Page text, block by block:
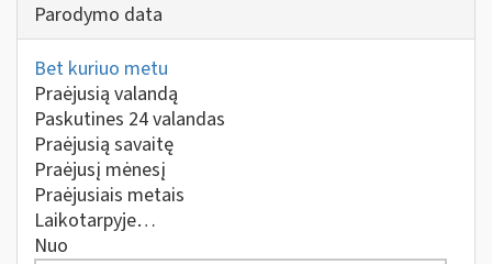
Parodymo data
Bet kuriuo metu
Praėjusią valandą
Paskutines 24 valandas
Praėjusią savaitę
Praėjusį mėnesį
Praėjusiais metais
Laikotarpyje…
Nuo